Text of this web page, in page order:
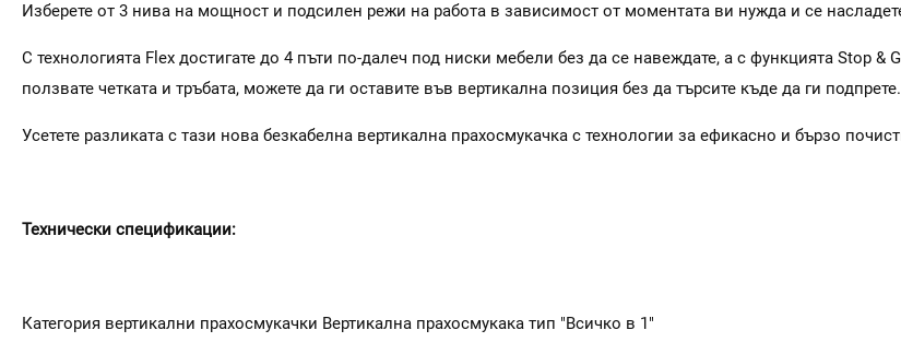
Изберете от 3 нива на мощност и подсилен режи на работа в зависимост от моментата ви нужда и се
С технологията Flex достигате до 4 пъти по-далеч под ниски мебели без да се навеждате, a с функцията Stop &
ползвате четката и тръбата, можете да ги оставите във вертикална позиция без да търсите къде да ги подпрете.
Усетете разликата с тази нова безкабелна вертикална прахосмукачка с технологии за ефикасно и бързо
Технически спецификации:
Категория вертикални прахосмукачки Вертикална прахосмукака тип "Всичко в 1"